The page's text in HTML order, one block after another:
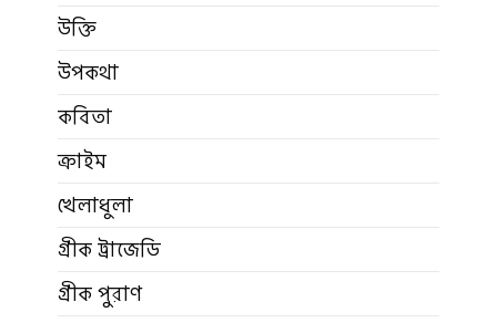
উক্তি
উপকথা
কবিতা
ক্রাইম
খেলাধুলা
গ্রীক ট্রাজেডি
গ্রীক পুরাণ